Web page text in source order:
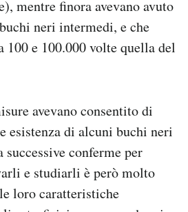
mentre finora avevano avuto
neri intermedi, e che
100 e 100.000 volte quella del
avevano consentito di
esistenza di alcuni buchi neri
conferme per
e studiarli è però molto
loro caratteristiche